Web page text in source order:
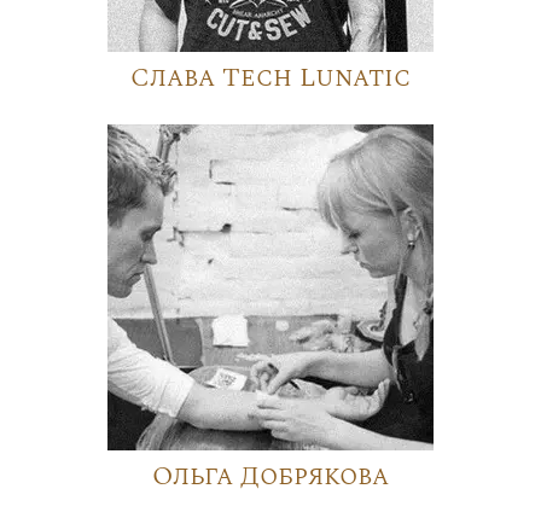
Слава Tech Lunatic
Ольга Добрякова